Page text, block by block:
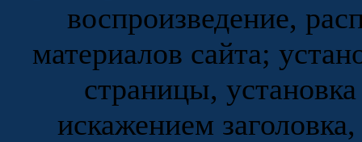
воспроизведение,
материалов сайта;
страницы,
искажением